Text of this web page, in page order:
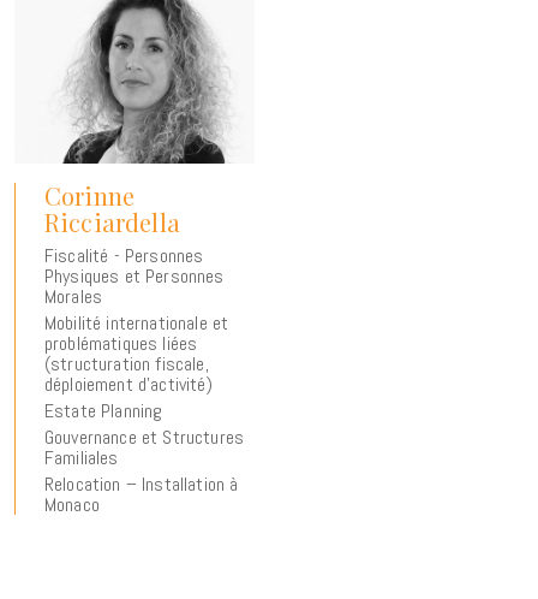
Corinne
Ricciardella
Fiscalité - Personnes
Physiques et Personnes
Morales
Mobilité internationale et
problématiques liées
(structuration fiscale,
déploiement d’activité)
Estate Planning
Gouvernance et Structures
Familiales
Relocation – Installation à
Monaco